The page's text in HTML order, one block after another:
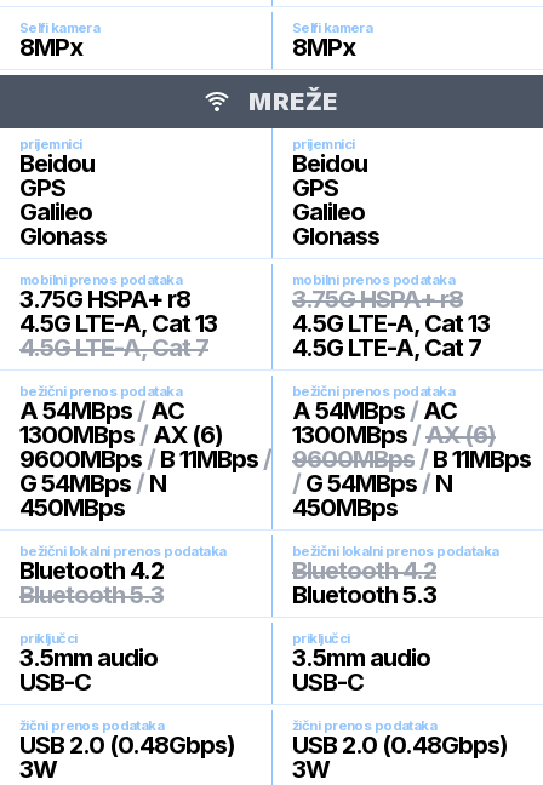
Selfi kamera
8MPx
Selfi kamera
8MPx
MREŽE
prijemnici
Beidou
GPS
Galileo
Glonass
prijemnici
Beidou
GPS
Galileo
Glonass
mobilni prenos podataka
3.75G HSPA+ r8
4.5G LTE-A, Cat 13
4.5G LTE-A, Cat 7
mobilni prenos podataka
3.75G HSPA+ r8
4.5G LTE-A, Cat 13
4.5G LTE-A, Cat 7
bežični prenos podataka
A 54MBps / AC
1300MBps / AX (6)
9600MBps / B 11MBps /
G 54MBps / N
450MBps
bežični prenos podataka
A 54MBps / AC
1300MBps /AX (6)
9600MBps / B 11MBps
/ G 54MBps / N
450MBps
bežični lokalni prenos podataka
Bluetooth 4.2
Bluetooth 5.3
bežični lokalni prenos podataka
Bluetooth 4.2
Bluetooth 5.3
priključci
3.5mm audio
USB-C
priključci
3.5mm audio
USB-C
žični prenos podataka
USB 2.0 (0.48Gbps)
3W
žični prenos podataka
USB 2.0 (0.48Gbps)
3W